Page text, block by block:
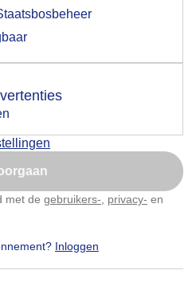
met de gebruikers- privacy- en
Inloggen
up uit je browser waarin
de popup
later
aan te passen